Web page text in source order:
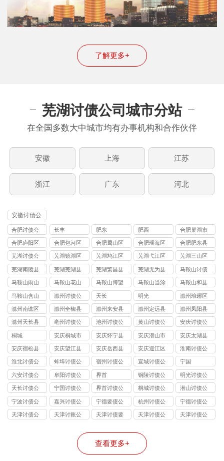
了解更多+
芜湖讨债公司城市分站
在全国多数大中城市均有办事机构和合作伙伴
安徽 上海 江苏
浙江 广东 河北
安徽讨债公
司
合肥讨债公
司
长丰 肥东 肥西
合肥巢湖市
讨债公司
合肥庐阳区
讨债公司
合肥包河区
讨债公司
合肥蜀山区
讨债公司
合肥瑶海区
讨债公司
合肥肥东县
讨债公司
芜湖讨债公
司
芜湖镜湖区
讨债公司
芜湖鸠江区
讨债公司
芜湖弋江区
讨债公司
芜湖三山区
讨债公司
芜湖南陵县
讨债公司
芜湖芜湖县
讨债公司
芜湖繁昌县
讨债公司
芜湖无为县
讨债公司
马鞍山讨债
公司
马鞍山雨山
区讨债公司
马鞍山花山
区讨债公司
马鞍山博望
区讨债公司
马鞍山当涂
县讨债公司
马鞍山和县
讨债公司
马鞍山含山
县讨债公司
滁州讨债公
司
天长 明光
滁州琅琊区
讨债公司
滁州南谯区
讨债公司
滁州全椒县
讨债公司
滁州来安县
讨债公司
滁州定远县
讨债公司
滁州凤阳县
讨债公司
滁州天长县
讨债公司
亳州讨债公
司
池州讨债公
司
黄山讨债公
司
安庆讨债公
司
桐城
安庆桐城市
讨债公司
安庆怀宁县
讨债公司
安庆潜山市
讨债公司
安庆太湖县
讨债公司
安庆宿松县
讨债公司
安庆望江县
讨债公司
安庆岳西县
讨债公司
安庆迎江区
讨债公司
淮南讨债公
司
淮北讨债公
司
蚌埠讨债公
司
宿州讨债公
司
宣城讨债公
司
宁国
六安讨债公
司
阜阳讨债公
司
界首
铜陵讨债公
司
明光讨债公
司
天长讨债公
司
宁国讨债公
司
界首讨债公
司
桐城讨债公
司
潜山讨债公
司
宁波讨债公
司
嘉兴讨债公
司
宁德要债公
司
杭州讨债公
司
宁德讨债公
司
天津讨债公
天津讨账公
天津讨债要
天津讨债公
天津讨债公
查看更多+